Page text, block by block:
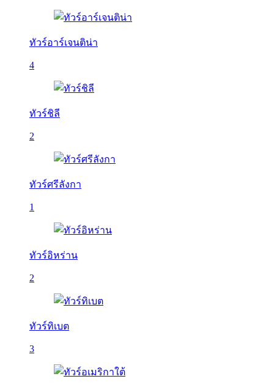
ทัวร์อาร์เจนติน่า
4
ทัวร์ชิลี
2
ทัวร์ศรีลังกา
1
ทัวร์อิหร่าน
2
ทัวร์ทิเบต
3